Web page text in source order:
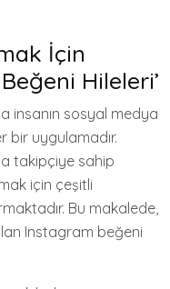
İçin
Hileleri’
insanın sosyal medya
bir uygulamadır.
takipçiye sahip
için çeşitli
Bu makalede,
Instagram beğeni